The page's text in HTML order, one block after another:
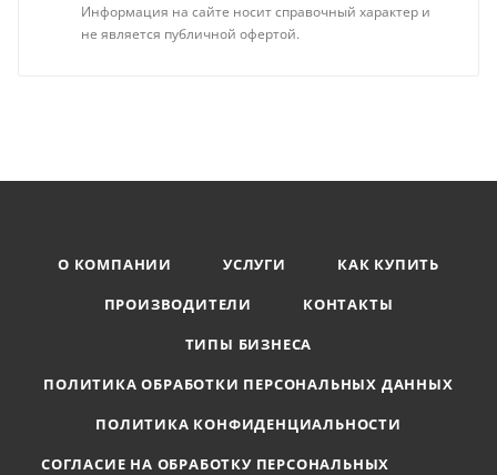
Информация на сайте носит справочный характер и
не является публичной офертой.
О КОМПАНИИ УСЛУГИ
КАК КУПИТЬ
ПРОИЗВОДИТЕЛИ
КОНТАКТЫ
ТИПЫ БИЗНЕСА
ПОЛИТИКА ОБРАБОТКИ ПЕРСОНАЛЬНЫХ ДАННЫХ
ПОЛИТИКА КОНФИДЕНЦИАЛЬНОСТИ
СОГЛАСИЕ НА ОБРАБОТКУ ПЕРСОНАЛЬНЫХ